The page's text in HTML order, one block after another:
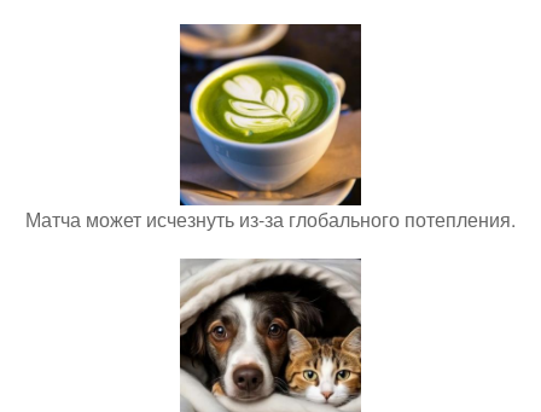
Матча может исчезнуть из-за глобального потепления.